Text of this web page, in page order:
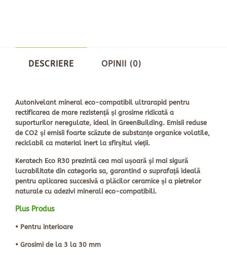
DESCRIERE OPINII (0)
Autonivelant mineral eco-compatibil ultrarapid pentru
rectificarea de mare rezistenţă şi grosime ridicată a
suporturilor neregulate, ideal in GreenBuilding. Emisii reduse
de CO2 şi emisii foarte scăzute de substanţe organice volatile,
reciclabil ca material inert la sfirşitul vieţii.
Keratech Eco R30 prezintă cea mai uşoară şi mai sigură
lucrabilitate din categoria sa, garantind o suprafaţă ideală
pentru aplicarea succesivă a plăcilor ceramice şi a pietrelor
naturale cu adezivi minerali eco-compatibili.
Plus Produs
• Pentru interioare
• Grosimi de la 3 la 30 mm